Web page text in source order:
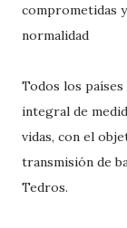
comprometidas
normalidad
Todos los
integral de
vidas, con el
transmisión de
Tedros.